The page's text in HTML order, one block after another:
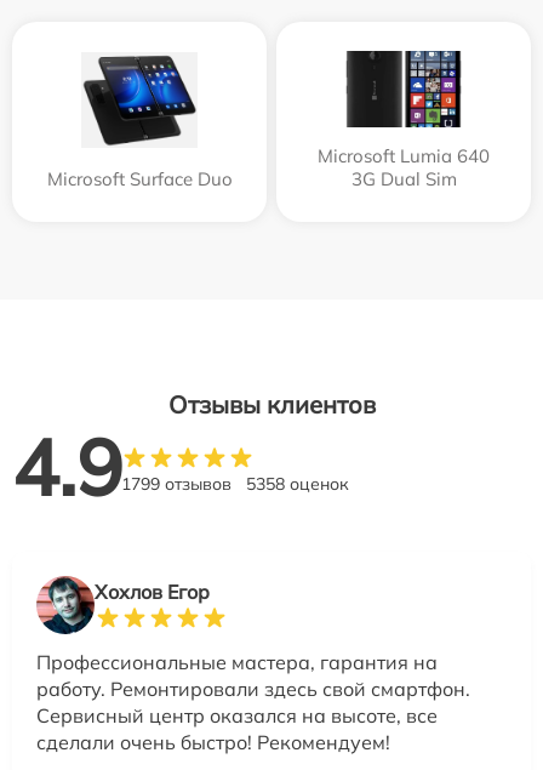
Microsoft Surface Duo
Microsoft Lumia 640
3G Dual Sim
Отзывы клиентов
4.91799 отзывов 5358 оценок
Хохлов Егор
Профессиональные мастера, гарантия на
работу. Ремонтировали здесь свой смартфон.
Сервисный центр оказался на высоте, все
сделали очень быстро! Рекомендуем!